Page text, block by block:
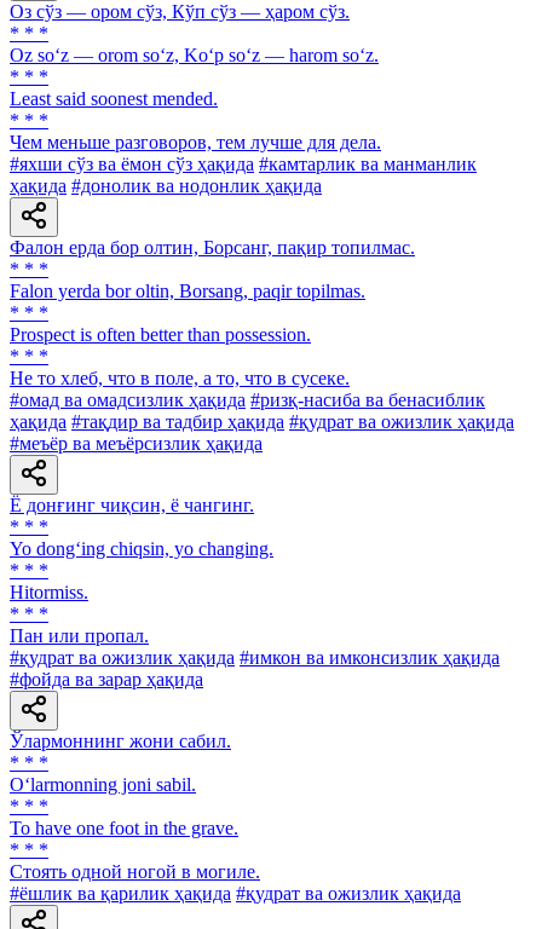
Оз сўз — ором сўз, Кўп сўз — ҳаром сўз.
* * *
Oz so‘z — orom so‘z, Ko‘p so‘z — harom so‘z.
* * *
Least said soonest mended.
* * *
Чем меньше разговоров, тем лучше для дела.
#яхши сўз ва ёмон сўз ҳақида #камтарлик ва манманлик
ҳақида #донолик ва нодонлик ҳақида
Фалон ерда бор олтин, Борсанг, пақир топилмас.
* * *
Falon yerda bor oltin, Borsang, paqir topilmas.
* * *
Prospect is often better than possession.
* * *
He то хлеб, что в поле, а то, что в сусеке.
#омад ва омадсизлик ҳақида #ризқ-насиба ва бенасиблик
ҳақида #тақдир ва тадбир ҳақида #қудрат ва ожизлик ҳақида
#меъёр ва меъёрсизлик ҳақида
Ё донғинг чиқсин, ё чангинг.
* * *
Yo dong‘ing chiqsin, yo changing.
* * *
Hitormiss.
* * *
Пан или пропал.
#қудрат ва ожизлик ҳақида #имкон ва имконсизлик ҳақида
#фойда ва зарар ҳақида
Ўлармоннинг жони сабил.
* * *
O‘larmonning joni sabil.
* * *
To have one foot in the grave.
* * *
Стоять одной ногой в могиле.
#ёшлик ва қарилик ҳақида #қудрат ва ожизлик ҳақида